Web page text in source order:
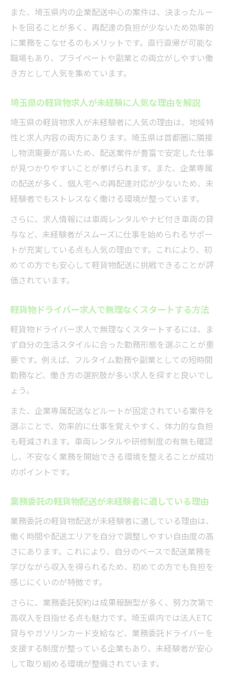
また、埼玉県内の企業配送中心の案件は、決まったルー
トを回ることが多く、再配達の負担が少ないため効率的
に業務をこなせるのもメリットです。直行直帰が可能な
職場もあり、プライベートや副業との両立がしやすい働
き方として人気を集めています。
埼玉県の軽貨物求人が未経験に人気な理由を解説
埼玉県の軽貨物求人が未経験者に人気の理由は、地域特
性と求人内容の両方にあります。埼玉県は首都圏に隣接
し物流需要が高いため、配送案件が豊富で安定した仕事
が見つかりやすいことが挙げられます。また、企業専属
の配送が多く、個人宅への再配達対応が少ないため、未
経験者でもストレスなく働ける環境が整っています。
さらに、求人情報には車両レンタルやナビ付き車両の貸
与など、未経験者がスムーズに仕事を始められるサポー
トが充実している点も人気の理由です。これにより、初
めての方でも安心して軽貨物配送に挑戦できることが評
価されています。
軽貨物ドライバー求人で無理なくスタートする方法
軽貨物ドライバー求人で無理なくスタートするには、ま
ず自分の生活スタイルに合った勤務形態を選ぶことが重
要です。例えば、フルタイム勤務や副業としての短時間
勤務など、働き方の選択肢が多い求人を探すと良いでし
ょう。
また、企業専属配送などルートが固定されている案件を
選ぶことで、効率的に仕事を覚えやすく、体力的な負担
も軽減されます。車両レンタルや研修制度の有無も確認
し、不安なく業務を開始できる環境を整えることが成功
のポイントです。
業務委託の軽貨物配送が未経験者に適している理由
業務委託の軽貨物配送が未経験者に適している理由は、
働く時間や配送エリアを自分で調整しやすい自由度の高
さにあります。これにより、自分のペースで配送業務を
学びながら収入を得られるため、初めての方でも負担を
感じにくいのが特徴です。
さらに、業務委託契約は成果報酬型が多く、努力次第で
高収入を目指せる点も魅力です。埼玉県内では法人ETC
貸与やガソリンカード支給など、業務委託ドライバーを
支援する制度が整っている企業もあり、未経験者が安心
して取り組める環境が整備されています。